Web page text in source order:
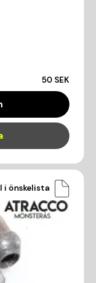
50 SEK
i önskelista